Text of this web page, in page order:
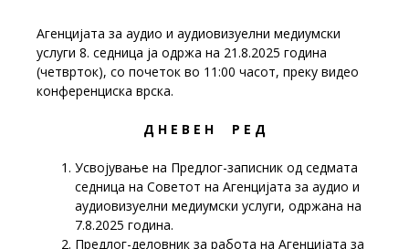
Агенцијата за аудио и аудиовизуелни медиумски
услуги 8. седница ја одржа на 21.8.2025 година
(четврток), со почеток во 11:00 часот, преку видео
конференциска врска.
Д Н Е В Е Н Р Е Д
Усвојување на Предлог-записник од седмата
седница на Советот на Агенцијата за аудио и
аудиовизуелни медиумски услуги, одржана на
7.8.2025 година.
Предлог-деловник за работа на Агенцијата за